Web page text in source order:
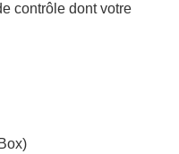
contrôle dont votre